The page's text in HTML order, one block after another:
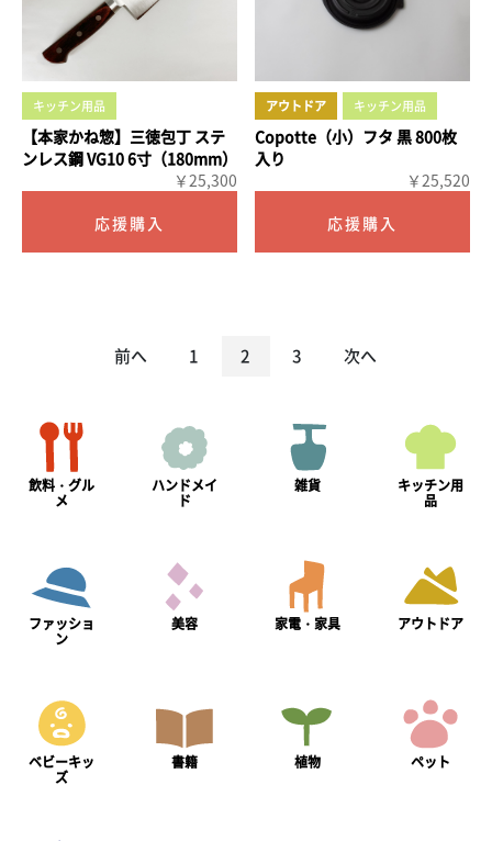
キッチン用品
【本家かね惣】三徳包丁 ステ
ンレス鋼 VG10 6寸（180mm）
￥25,300
アウトドア キッチン用品
Copotte（小）フタ 黒 800枚
入り
￥25,520
前へ 1 2 3 次へ
飲料・グル
メ
ハンドメイ
ド
雑貨 キッチン用
品
ファッショ
ン
美容 家電・家具 アウトドア
ベビーキッ
ズ
書籍 植物 ペット